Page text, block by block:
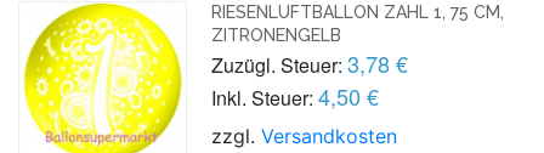
RIESENLUFTBALLON ZAHL 1, 75 CM,
ZITRONENGELB
Zuzügl. Steuer: 3,78 €
Inkl. Steuer: 4,50 €
zzgl.Versandkosten